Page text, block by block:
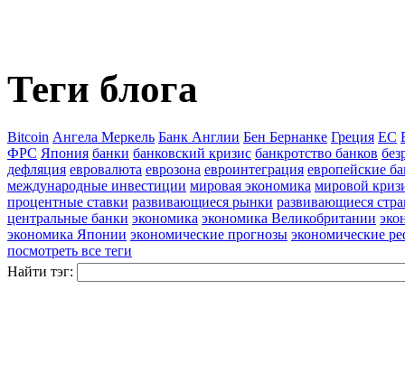
Теги блога
Bitcoin Ангела Меркель Банк Англии Бен Бернанке Греция ЕС
ФРС Япония банки банковский кризис банкротство банков
дефляция евровалюта еврозона евроинтеграция европейские
международные инвестиции мировая экономика мировой
процентные ставки развивающиеся рынки развивающиеся
центральные банки экономика экономика Великобритании
экономика Японии экономические прогнозы экономические
посмотреть все теги
Найти тэг: